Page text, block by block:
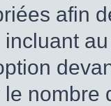
afin
nombre